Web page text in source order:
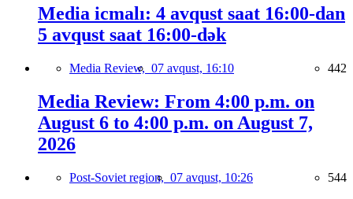
Media icmalı: 4 avqust saat 16:00-dan
5 avqust saat 16:00-dək
Media Review, 07 avqust, 16:10 442
Media Review: From 4:00 p.m. on
August 6 to 4:00 p.m. on August 7,
2026
Post-Soviet region, 07 avqust, 10:26 544